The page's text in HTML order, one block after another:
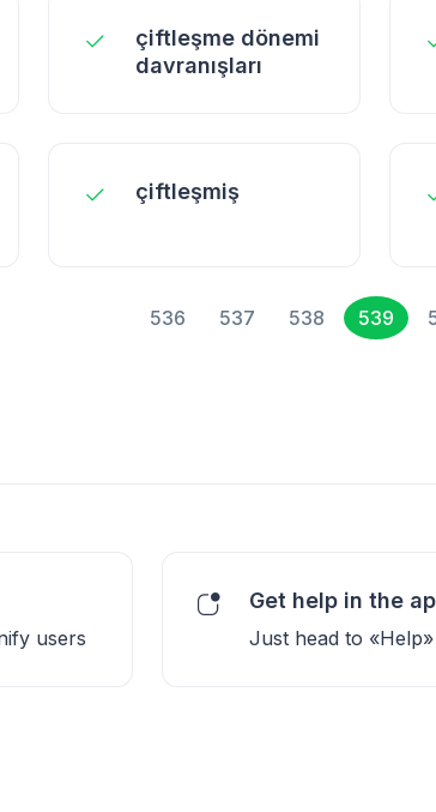
çiftleşme dönemi
davranışları
çiftleşmiş
536 537 538 539
users
Get help in the
Just head to